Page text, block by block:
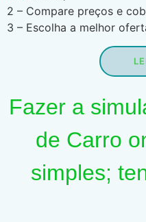
2 – Compare preços e
3 – Escolha a melhor
Fazer a
de Carro
simples;